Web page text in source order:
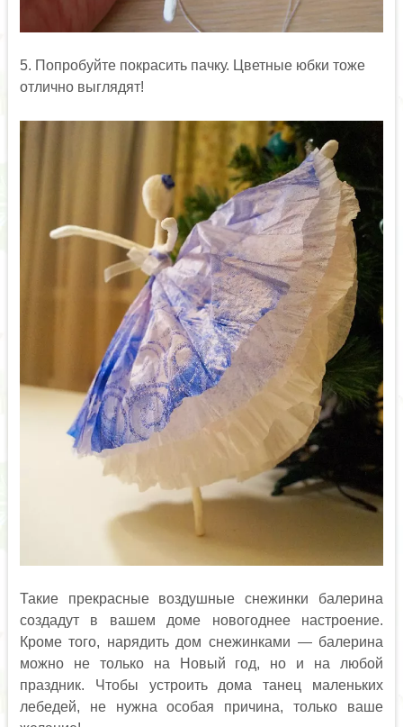
5. Попробуйте покрасить пачку. Цветные юбки тоже
отлично выглядят!
Такие прекрасные воздушные снежинки балерина
создадут в вашем доме новогоднее настроение.
Кроме того, нарядить дом снежинками — балерина
можно не только на Новый год, но и на любой
праздник. Чтобы устроить дома танец маленьких
лебедей, не нужна особая причина, только ваше